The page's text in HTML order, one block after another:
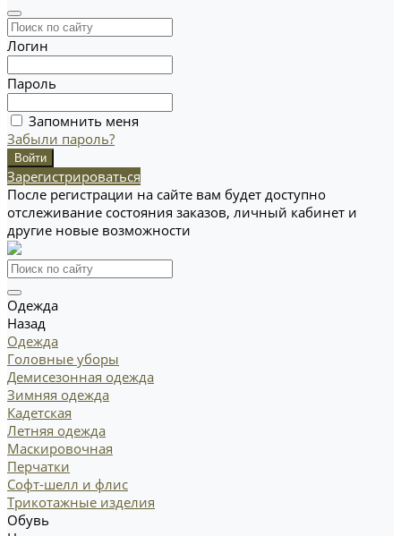
Логин
Пароль
Запомнить меня
Забыли пароль?
Зарегистрироваться
После регистрации на сайте вам будет доступно
отслеживание состояния заказов, личный кабинет и
другие новые возможности
Одежда
Назад
Одежда
Головные уборы
Демисезонная одежда
Зимняя одежда
Кадетская
Летняя одежда
Маскировочная
Перчатки
Софт-шелл и флис
Трикотажные изделия
Обувь